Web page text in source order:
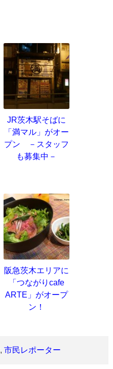
JR茨木駅そばに
「満マル」がオー
プン －スタッフ
も募集中－
阪急茨木エリアに
「つながりcafe
ARTE」がオープ
ン！
,市民レポーター